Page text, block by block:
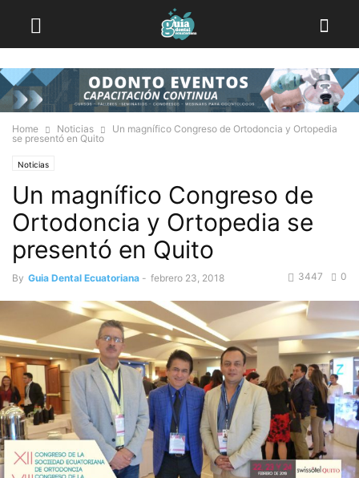
Home Noticias
Un magnífico Congreso de Ortodoncia y Ortopedia
se presentó en Quito
Noticias
Un magnífico Congreso de
Ortodoncia y Ortopedia se
presentó en Quito
By Guia Dental Ecuatoriana - febrero 23, 2018 0
3447